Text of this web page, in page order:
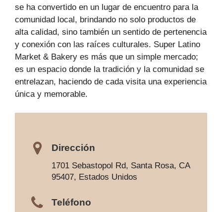
se ha convertido en un lugar de encuentro para la
comunidad local, brindando no solo productos de
alta calidad, sino también un sentido de pertenencia
y conexión con las raíces culturales. Super Latino
Market & Bakery es más que un simple mercado;
es un espacio donde la tradición y la comunidad se
entrelazan, haciendo de cada visita una experiencia
única y memorable.
Dirección
1701 Sebastopol Rd, Santa Rosa, CA
95407, Estados Unidos
Teléfono